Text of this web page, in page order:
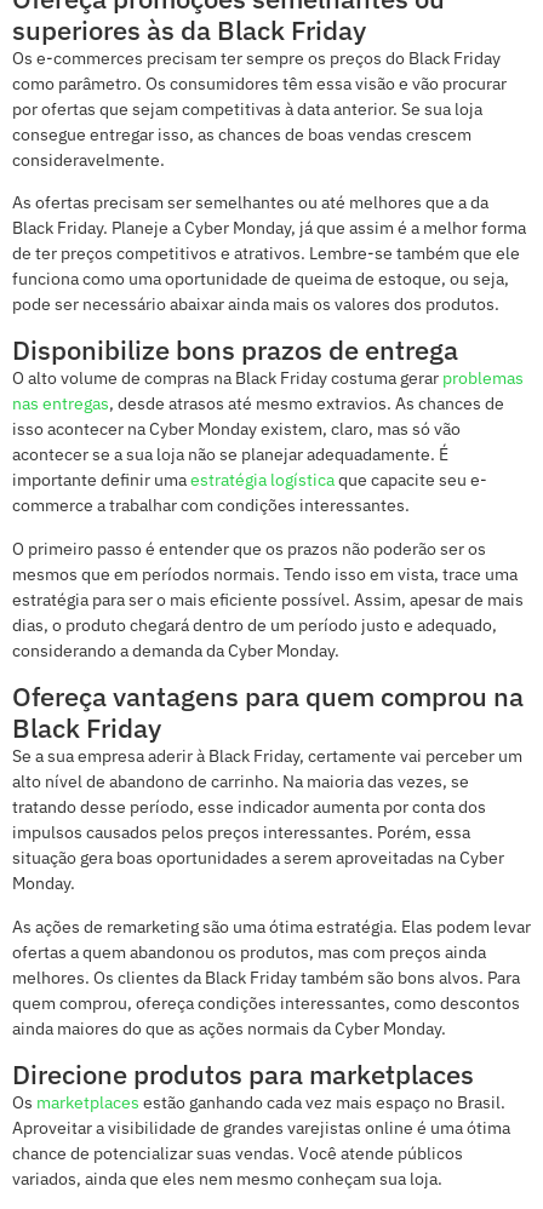
superiores às da Black Friday
Os e-commerces precisam ter sempre os preços do Black Friday
como parâmetro. Os consumidores têm essa visão e vão procurar
por ofertas que sejam competitivas à data anterior. Se sua loja
consegue entregar isso, as chances de boas vendas crescem
consideravelmente.
As ofertas precisam ser semelhantes ou até melhores que a da
Black Friday. Planeje a Cyber Monday, já que assim é a melhor forma
de ter preços competitivos e atrativos. Lembre-se também que ele
funciona como uma oportunidade de queima de estoque, ou seja,
pode ser necessário abaixar ainda mais os valores dos produtos.
Disponibilize bons prazos de entrega
O alto volume de compras na Black Friday costuma gerar problemas
nas entregas, desde atrasos até mesmo extravios. As chances de
isso acontecer na Cyber Monday existem, claro, mas só vão
acontecer se a sua loja não se planejar adequadamente. É
importante definir umaestratégia logísticaque capacite seu e-
commerce a trabalhar com condições interessantes.
O primeiro passo é entender que os prazos não poderão ser os
mesmos que em períodos normais. Tendo isso em vista, trace uma
estratégia para ser o mais eficiente possível. Assim, apesar de mais
dias, o produto chegará dentro de um período justo e adequado,
considerando a demanda da Cyber Monday.
Ofereça vantagens para quem comprou na
Black Friday
Se a sua empresa aderir à Black Friday, certamente vai perceber um
alto nível de abandono de carrinho. Na maioria das vezes, se
tratando desse período, esse indicador aumenta por conta dos
impulsos causados pelos preços interessantes. Porém, essa
situação gera boas oportunidades a serem aproveitadas na Cyber
Monday.
As ações de remarketing são uma ótima estratégia. Elas podem levar
ofertas a quem abandonou os produtos, mas com preços ainda
melhores. Os clientes da Black Friday também são bons alvos. Para
quem comprou, ofereça condições interessantes, como descontos
ainda maiores do que as ações normais da Cyber Monday.
Direcione produtos para marketplaces
Os marketplaces estão ganhando cada vez mais espaço no Brasil.
Aproveitar a visibilidade de grandes varejistas online é uma ótima
chance de potencializar suas vendas. Você atende públicos
variados, ainda que eles nem mesmo conheçam sua loja.